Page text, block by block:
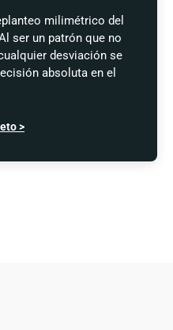
milimétrico del
ser un patrón que no
desviación se
absoluta en el
>